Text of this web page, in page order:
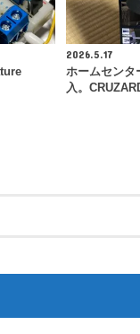
2026.5.17
ホームセンタ
入。